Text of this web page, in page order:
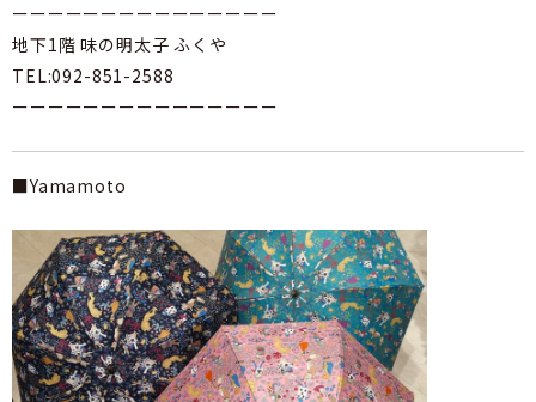
ーーーーーーーーーーーーーーー
地下1階 味の明太子 ふくや
TEL:092-851-2588
ーーーーーーーーーーーーーーー
■Yamamoto